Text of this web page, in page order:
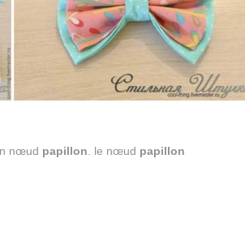
nœud papillon . le nœud papillon